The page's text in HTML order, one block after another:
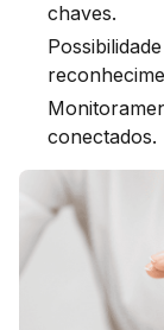
chaves.
conectados.